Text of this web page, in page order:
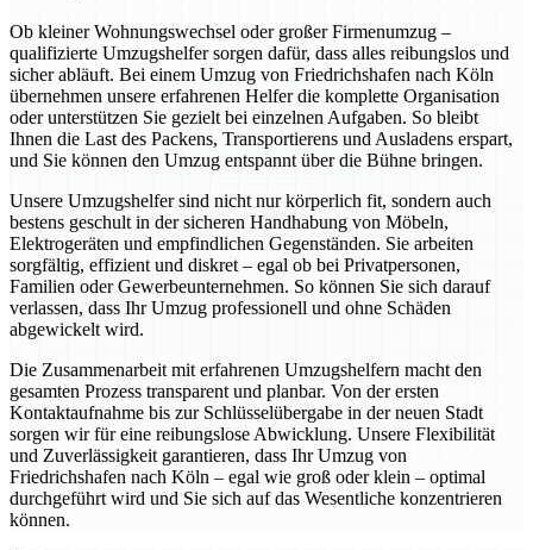
Ob kleiner Wohnungswechsel oder großer Firmenumzug –
qualifizierte Umzugshelfer sorgen dafür, dass alles reibungslos und
sicher abläuft. Bei einem Umzug von Friedrichshafen nach Köln
übernehmen unsere erfahrenen Helfer die komplette Organisation
oder unterstützen Sie gezielt bei einzelnen Aufgaben. So bleibt
Ihnen die Last des Packens, Transportierens und Ausladens erspart,
und Sie können den Umzug entspannt über die Bühne bringen.
Unsere Umzugshelfer sind nicht nur körperlich fit, sondern auch
bestens geschult in der sicheren Handhabung von Möbeln,
Elektrogeräten und empfindlichen Gegenständen. Sie arbeiten
sorgfältig, effizient und diskret – egal ob bei Privatpersonen,
Familien oder Gewerbeunternehmen. So können Sie sich darauf
verlassen, dass Ihr Umzug professionell und ohne Schäden
abgewickelt wird.
Die Zusammenarbeit mit erfahrenen Umzugshelfern macht den
gesamten Prozess transparent und planbar. Von der ersten
Kontaktaufnahme bis zur Schlüsselübergabe in der neuen Stadt
sorgen wir für eine reibungslose Abwicklung. Unsere Flexibilität
und Zuverlässigkeit garantieren, dass Ihr Umzug von
Friedrichshafen nach Köln – egal wie groß oder klein – optimal
durchgeführt wird und Sie sich auf das Wesentliche konzentrieren
können.